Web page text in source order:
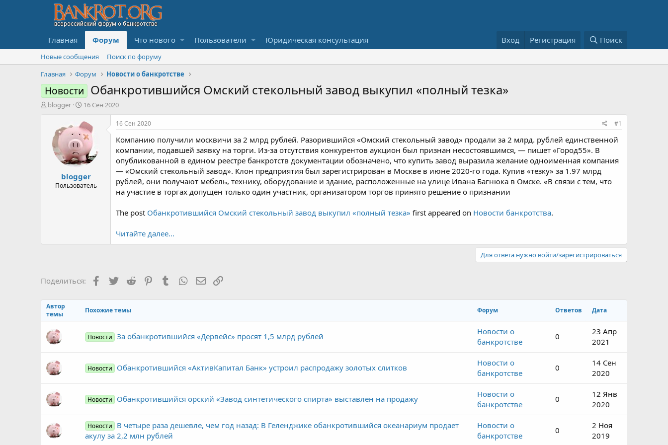
Главная Форум Что нового Пользователи Юридическая консультация Вход Регистрация Поиск
Новые сообщения
Поиск по форуму
Главная
Форум Новости о банкротстве
Новости Обанкротившийся Омский стекольный завод выкупил «полный тезка»
А
blogger
Д
т
а
н
а
ч
а
л
а
16 Сен 2020
blogger
Пользователь
16 Сен 2020 #1
Компанию получили москвичи за 2 млрд рублей. Разорившийся «Омский стекольный завод» продали за 2 млрд. рублей единственной
компании, подавшей заявку на торги. Из-за отсутствия конкурентов аукцион был признан несостоявшимся, — пишет «Город55». В
опубликованной в едином реестре банкротств документации обозначено, что купить завод выразила желание одноименная компания
— «Омский стекольный завод». Клон предприятия был зарегистрирован в Москве в июне 2020-го года. Купив «тезку» за 1.97 млрд
рублей, они получают мебель, технику, оборудование и здание, расположенные на улице Ивана Багнюка в Омске. «В связи с тем, что
на участие в торгах допущен только один участник, организатором торгов принято решение о признании
The post Обанкротившийся Омский стекольный завод выкупил «полный тезка» first appeared on Новости банкротства.
Читайте далее...
Для ответа нужно войти/зарегистрироваться
Поделиться: Facebook
TwitterReddit PinterestTumblrWhatsAppЭлектронная почта
Ссылка
Автор
темы
Похожие темы Форум Ответов Дата
Новости За обанкротившийся «Дервейс» просят 1,5 млрд рублей
Новости о
банкротстве
0
23 Апр
2021
Новости Обанкротившийся «АктивКапитал Банк» устроил распродажу золотых слитков
Новости о
банкротстве
0
14 Сен
2020
Новости Обанкротившийся орский «Завод синтетического спирта» выставлен на продажу
Новости о
банкротстве
0
12 Янв
2020
Новости
В четыре раза дешевле, чем год назад: В Геленджике обанкротившийся океанариум продает
акулу за 2,2 млн рублей
Новости о
банкротстве
0
2 Ноя
2019